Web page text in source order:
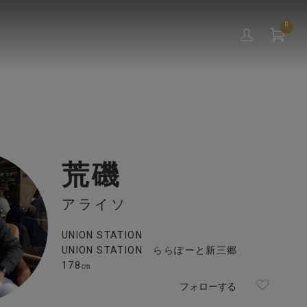
0
荒磯
アライソ
UNION STATION
UNION STATION ららぽーと新三郷
178㎝
フォローする